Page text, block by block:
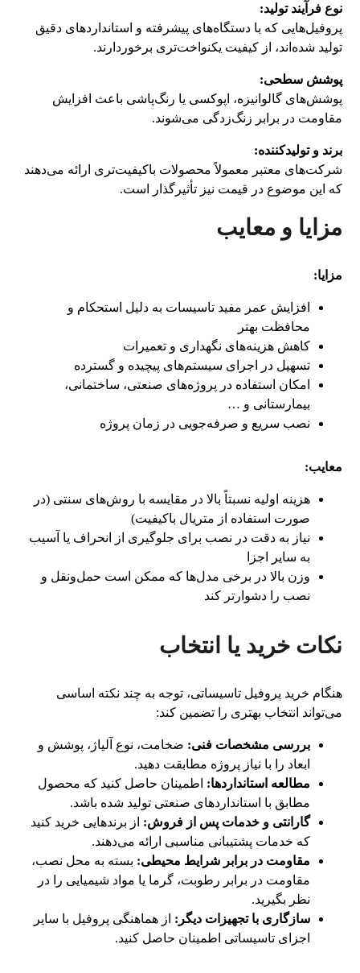
نوع فرآیند تولید:
پروفیل‌هایی که با دستگاه‌های پیشرفته و استانداردهای دقیق
تولید شده‌اند، از کیفیت یکنواخت‌تری برخوردارند.
پوشش سطحی:
پوشش‌های گالوانیزه، اپوکسی یا رنگ‌پاشی باعث افزایش
مقاومت در برابر زنگ‌زدگی می‌شوند.
برند و تولیدکننده:
شرکت‌های معتبر معمولاً محصولات باکیفیت‌تری ارائه می‌دهند
که این موضوع در قیمت نیز تأثیرگذار است.
مزایا و معایب
مزایا:
افزایش عمر مفید تاسیسات به دلیل استحکام و
محافظت بهتر
کاهش هزینه‌های نگهداری و تعمیرات
تسهیل در اجرای سیستم‌های پیچیده و گسترده
امکان استفاده در پروژه‌های صنعتی، ساختمانی،
بیمارستانی و …
نصب سریع و صرفه‌جویی در زمان پروژه
معایب:
هزینه اولیه نسبتاً بالا در مقایسه با روش‌های سنتی (در
صورت استفاده از متریال باکیفیت)
نیاز به دقت در نصب برای جلوگیری از انحراف یا آسیب
به سایر اجزا
وزن بالا در برخی مدل‌ها که ممکن است حمل‌ونقل و
نصب را دشوارتر کند
نکات خرید یا انتخاب
هنگام خرید پروفیل تاسیساتی، توجه به چند نکته اساسی
می‌تواند انتخاب بهتری را تضمین کند:
بررسی مشخصات فنی: ضخامت، نوع آلیاژ، پوشش و
ابعاد را با نیاز پروژه مطابقت دهید.
مطالعه استانداردها: اطمینان حاصل کنید که محصول
مطابق با استانداردهای صنعتی تولید شده باشد.
گارانتی و خدمات پس از فروش: از برندهایی خرید کنید
که خدمات پشتیبانی مناسبی ارائه می‌دهند.
مقاومت در برابر شرایط محیطی: بسته به محل نصب،
مقاومت در برابر رطوبت، گرما یا مواد شیمیایی را در
نظر بگیرید.
سازگاری با تجهیزات دیگر: از هماهنگی پروفیل با سایر
اجزای تاسیساتی اطمینان حاصل کنید.